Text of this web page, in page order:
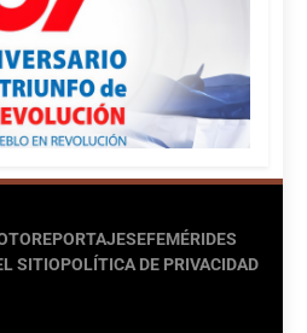
EFEMÉRIDES
SITIOPOLÍTICA DE PRIVACIDAD